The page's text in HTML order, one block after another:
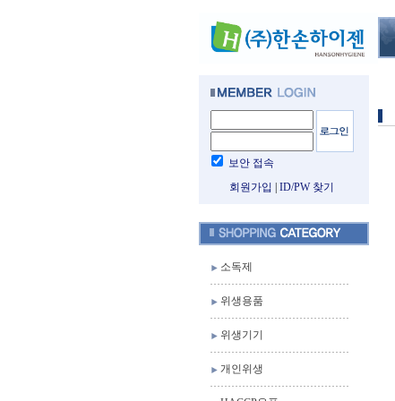
보안 접속
회원가입
ID/PW 찾기
소독제
위생용품
위생기기
개인위생